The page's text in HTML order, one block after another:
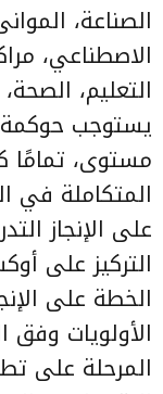
الصناعة،
الاصطناعي،
التعليم،
يستوجب
مستوى، تمامًا
المتكاملة في
على الإنجاز
التركيز على
الخطة على
الأولويات وفق
المرحلة على